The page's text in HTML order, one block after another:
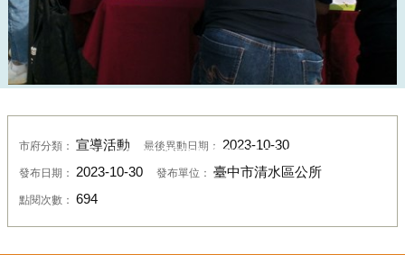
檔案應用宣導-宣導品面紙
112年臺中市清水區公所社造中心期末成果展
市府分類： 宣導活動 最後異動日期： 2023-10-30
發布日期： 2023-10-30 發布單位： 臺中市清水區公所
點閱次數： 694